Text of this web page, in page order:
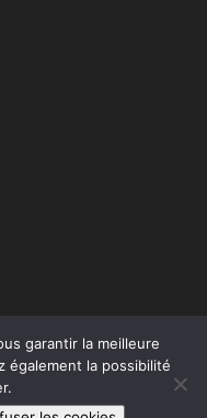
Romantique
garantir la meilleure
également la possibilité